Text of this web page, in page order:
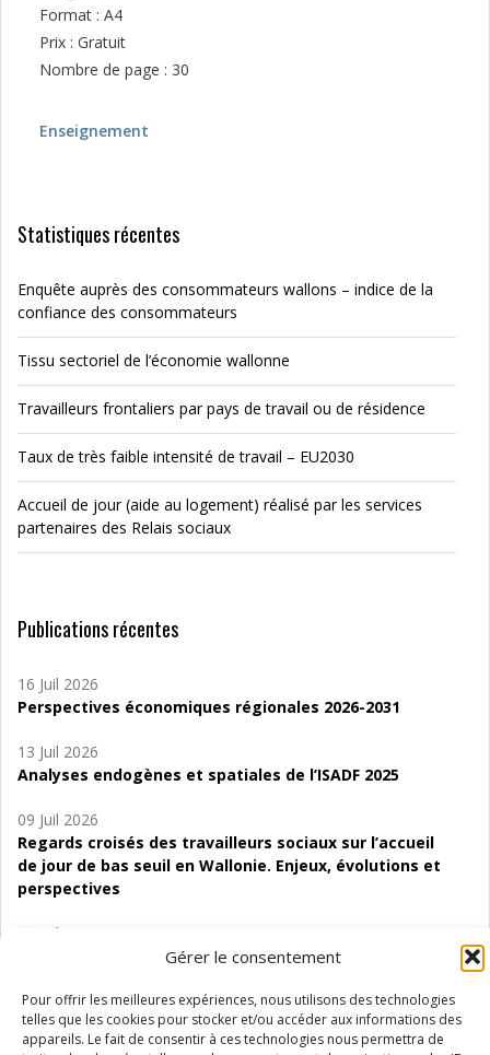
Gérer le consentement
Pour offrir les meilleures expériences, nous utilisons des technologies
telles que les cookies pour stocker et/ou accéder aux informations des
appareils. Le fait de consentir à ces technologies nous permettra de
Format : A4
Prix : Gratuit
Nombre de page : 30
Enseignement
Statistiques récentes
Enquête auprès des consommateurs wallons – indice de la
confiance des consommateurs
Tissu sectoriel de l’économie wallonne
Travailleurs frontaliers par pays de travail ou de résidence
Taux de très faible intensité de travail – EU2030
Accueil de jour (aide au logement) réalisé par les services
partenaires des Relais sociaux
Publications récentes
16 Juil 2026
Perspectives économiques régionales 2026-2031
13 Juil 2026
Analyses endogènes et spatiales de l’ISADF 2025
09 Juil 2026
Regards croisés des travailleurs sociaux sur l’accueil
de jour de bas seuil en Wallonie. Enjeux, évolutions et
perspectives
06 Juil 2026
Étude d’évaluabilité des Structures
01 Juil 2026
Pénurie du personnel infirmier :quels indicateurs